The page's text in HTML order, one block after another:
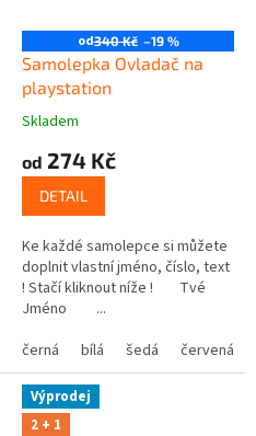
modrá žlutá zelená růžová
od340 Kč –19 %
Samolepka Ovladač na
playstation
Skladem
od 274 Kč
DETAIL
Ke každé samolepce si můžete
doplnit vlastní jméno, číslo, text
! Stačí kliknout níže ! Tvé
Jméno ...
černá
bílá šedá červená
Výprodej
2 + 1